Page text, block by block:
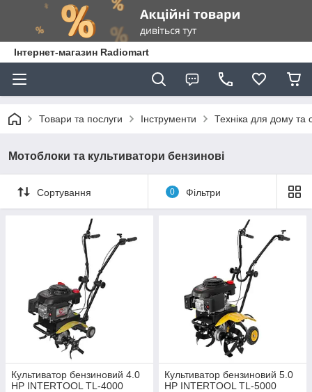
Інтернет-магазин Radiomart
Товари та послуги Інструменти Техніка для дому та
Мотоблоки та культиватори бензинові
Сортування 0 Фільтри
Культиватор бензиновий 4.0
HP INTERTOOL TL-4000
Культиватор бензиновий 5.0
HP INTERTOOL TL-5000